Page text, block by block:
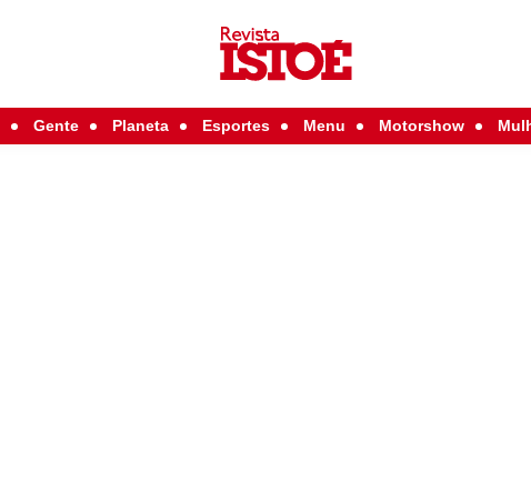
Gente Planeta Esportes Menu Motorshow